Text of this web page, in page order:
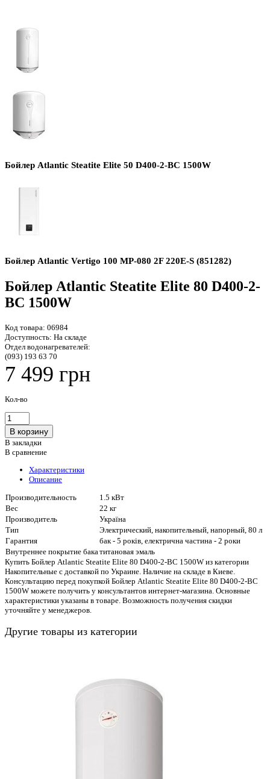
Бойлер Atlantic Steatite Elite 50 D400-2-BC 1500W
Бойлер Atlantic Vertigo 100 MP-080 2F 220E-S (851282)
Бойлер Atlantic Steatite Elite 80 D400-2-
BC 1500W
Код товара: 06984
Доступность: На складе
Отдел водонагревателей:
(093) 193 63 70
7 499 грн
Кол-во
В закладки
В сравнение
Характеристики
Описание
Производительность
1.5 кВт
Вес
22 кг
Производитель
Україна
Тип
Электрический, накопительный, напорный, 80 л
Гарантия
бак - 5 років, електрична частина - 2 роки
Внутреннее покрытие бака титановая эмаль
Купить Бойлер Atlantic Steatite Elite 80 D400-2-BC 1500W из категории
Накопительные с доставкой по Украине. Наличие на складе в Киеве.
Консультацию перед покупкой Бойлер Atlantic Steatite Elite 80 D400-2-BC
1500W можете получить у консультантов интернет-магазина. Основные
характеристики указаны в товаре. Возможность получения скидки
уточняйте у менеджеров.
Другие товары из категории